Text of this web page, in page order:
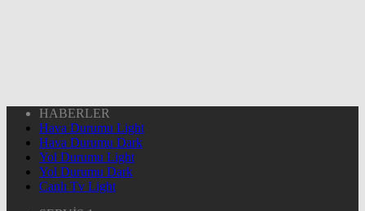
HABERLER
Hava Durumu Light
Hava Durumu Dark
Yol Durumu Light
Yol Durumu Dark
Canlı Tv Light